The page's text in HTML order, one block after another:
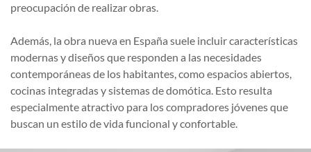
preocupación de realizar obras.
Además, la obra nueva en España suele incluir características
modernas y diseños que responden a las necesidades
contemporáneas de los habitantes, como espacios abiertos,
cocinas integradas y sistemas de domótica. Esto resulta
especialmente atractivo para los compradores jóvenes que
buscan un estilo de vida funcional y confortable.